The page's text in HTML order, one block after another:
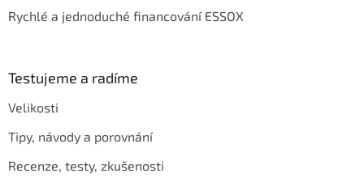
Rychlé a jednoduché financování ESSOX
Testujeme a radíme
Velikosti
Tipy, návody a porovnání
Recenze, testy, zkušenosti